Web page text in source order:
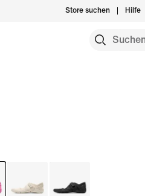
Store suchen Hilfe